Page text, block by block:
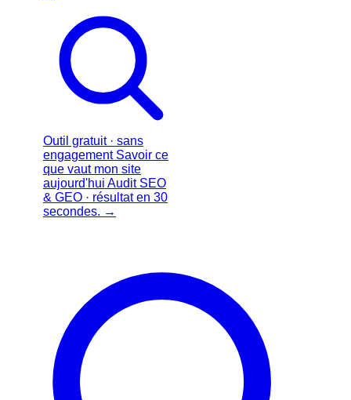
Outil gratuit · sans
engagement Savoir ce
que vaut mon site
aujourd'hui Audit SEO
& GEO · résultat en 30
secondes. →